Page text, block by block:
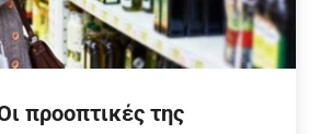
προοπτικές της